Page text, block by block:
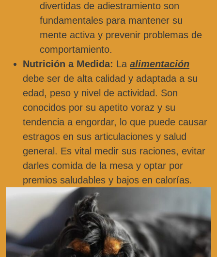
divertidas de adiestramiento son
fundamentales para mantener su
mente activa y prevenir problemas de
comportamiento.
Nutrición a Medida: La alimentación
debe ser de alta calidad y adaptada a su
edad, peso y nivel de actividad. Son
conocidos por su apetito voraz y su
tendencia a engordar, lo que puede causar
estragos en sus articulaciones y salud
general. Es vital medir sus raciones, evitar
darles comida de la mesa y optar por
premios saludables y bajos en calorías.